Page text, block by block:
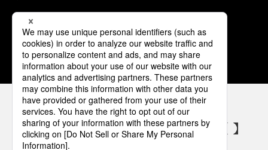
1 2 3 4 5
パナソニックの電気設備 SNSアカウント